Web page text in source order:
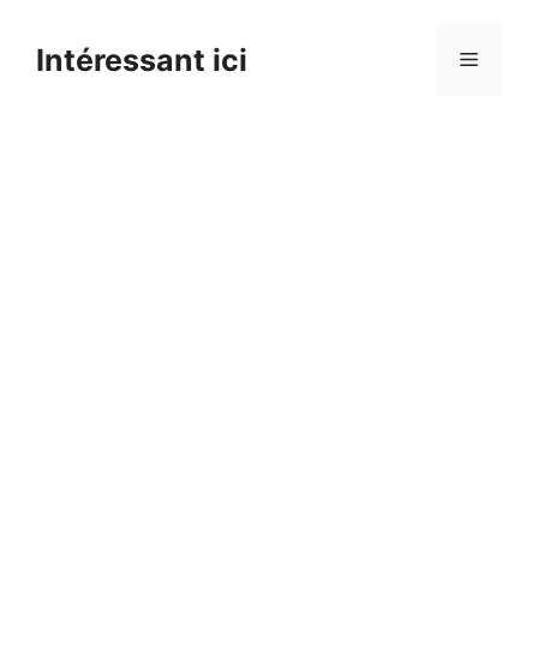
contentIntéressant ici Menu